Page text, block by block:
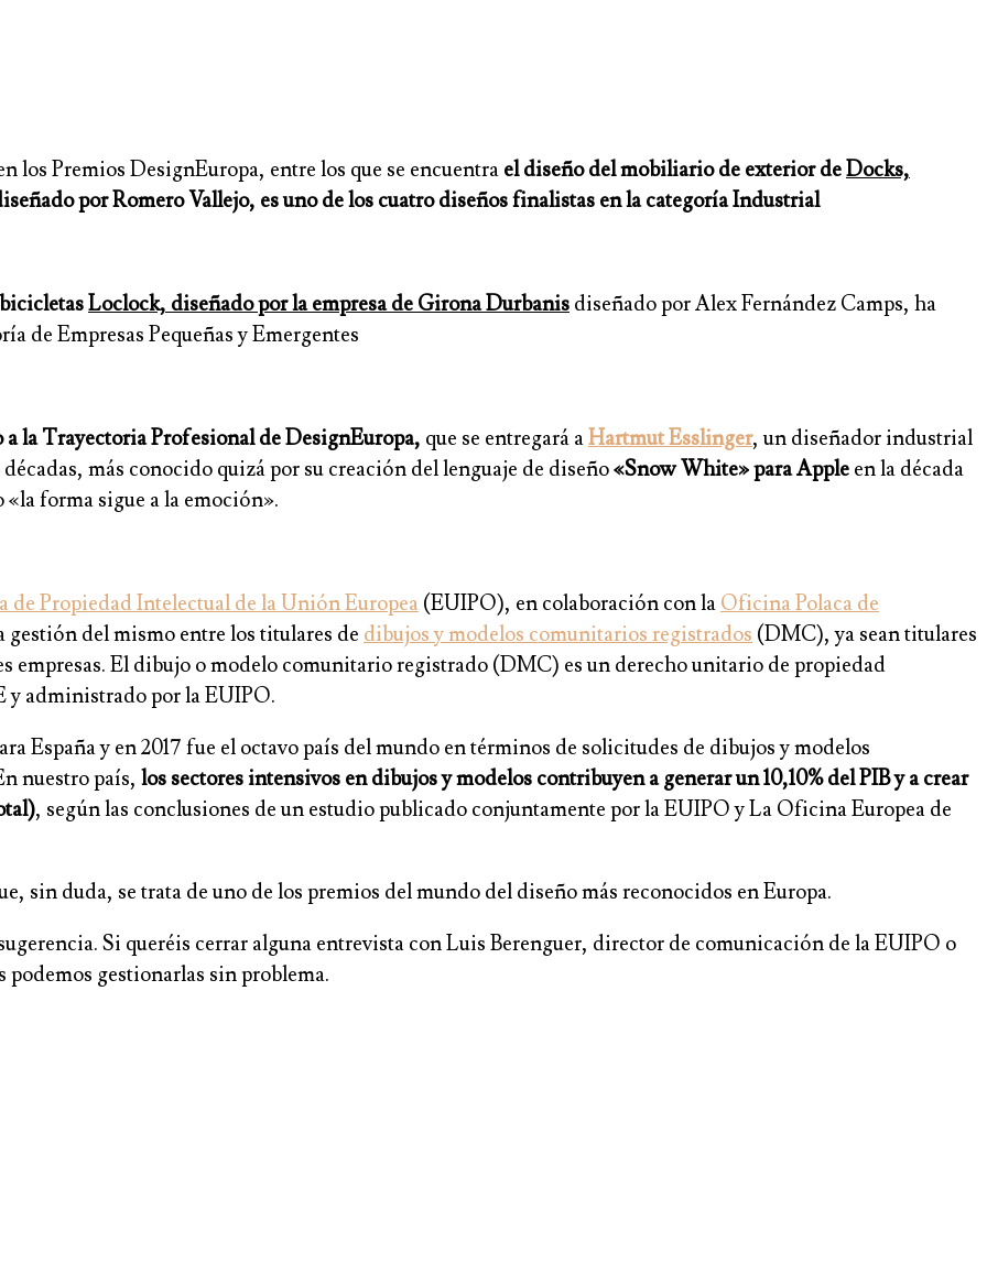
los Premios DesignEuropa, entre los que se encuentra el diseño del mobiliario de exterior deDocks,
por Romero Vallejo, es uno de los cuatro diseños finalistas en la categoría Industrial
Loclock, diseñado por la empresa de Girona Durbanis diseñado por Alex Fernández Camps, ha
de Empresas Pequeñas y Emergentes
a la Trayectoria Profesional de DesignEuropa, que se entregará aHartmut Esslinger, un diseñador industrial
más conocido quizá por su creación del lenguaje de diseño«Snow White» para Apple en la década
«la forma sigue a la emoción».
de Propiedad Intelectual de la Unión Europea (EUIPO), en colaboración con la Oficina Polaca de
gestión del mismo entre los titulares de dibujos y modelos comunitarios registrados (DMC), ya sean titulares
empresas. El dibujo o modelo comunitario registrado (DMC) es un derecho unitario de propiedad
y administrado por la EUIPO.
España y en 2017 fue el octavo país del mundo en términos de solicitudes de dibujos y modelos
nuestro país, los sectores intensivos en dibujos y modelos contribuyen a generar un 10,10% del PIB y a crear
, según las conclusiones de un estudio publicado conjuntamente por la EUIPO y La Oficina Europea de
sin duda, se trata de uno de los premios del mundo del diseño más reconocidos en Europa.
Si queréis cerrar alguna entrevista con Luis Berenguer, director de comunicación de la EUIPO o
podemos gestionarlas sin problema.